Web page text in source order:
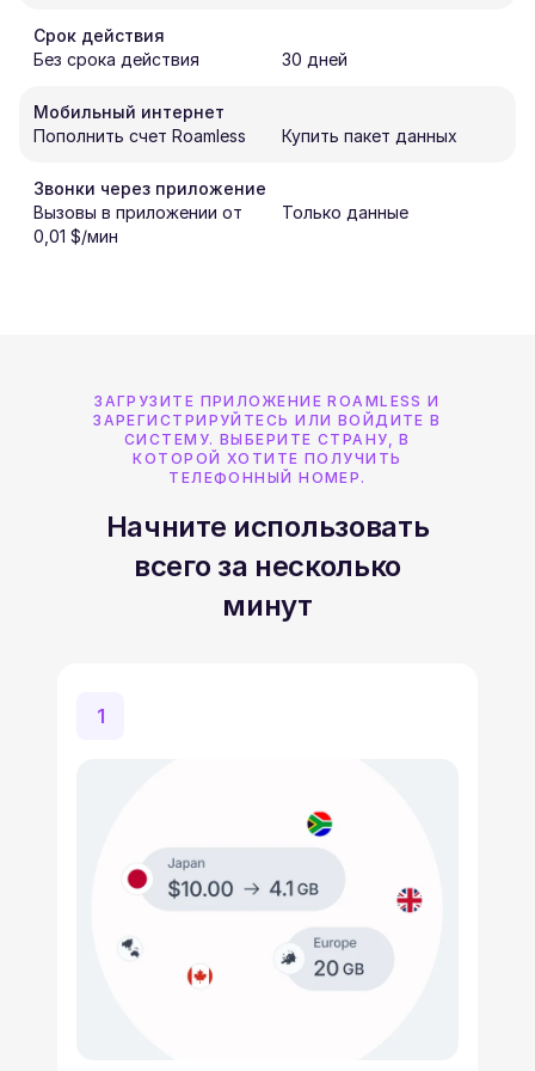
Срок действия
Без срока действия
30 дней
Мобильный интернет
Пополнить счет Roamless
Купить пакет данных
Звонки через приложение
Вызовы в приложении от
0,01 $/мин
Только данные
ЗАГРУЗИТЕ ПРИЛОЖЕНИЕ ROAMLESS И
ЗАРЕГИСТРИРУЙТЕСЬ ИЛИ ВОЙДИТЕ В
СИСТЕМУ. ВЫБЕРИТЕ СТРАНУ, В
КОТОРОЙ ХОТИТЕ ПОЛУЧИТЬ
ТЕЛЕФОННЫЙ НОМЕР.
Начните использовать
всего за несколько
минут
1